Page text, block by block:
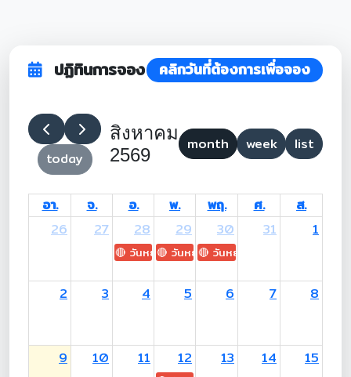
ปฏิทินการจอง คลิกวันที่ต้องการเพื่อจอง
today
สิงหาคม
2569
month week list
อา. จ. อ. พ. พฤ. ศ.
ส.
26
27 28
🔴 วันหยุด: H.M. King Maha Vajiralongkorn's
29
🔴 วันหยุด: Asanha Bucha Day
30
🔴 วันหยุด: Buddhist Lent
31 1
2 3 4 5 6 7 8
9 10 11 12 13 14 15